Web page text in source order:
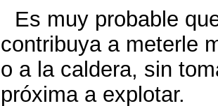
Es muy probable
contribuya a meterle
o a la caldera, sin
próxima a explotar.